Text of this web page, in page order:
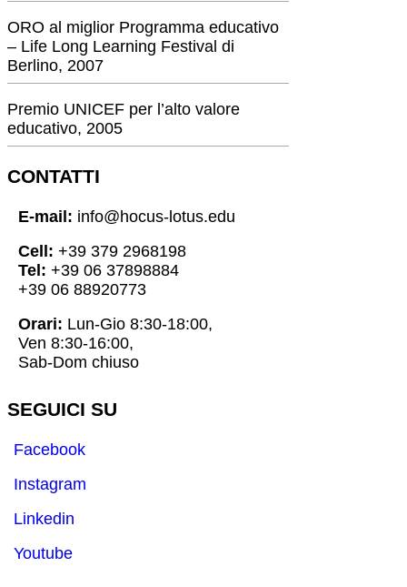
ORO al miglior Programma educativo
– Life Long Learning Festival di
Berlino, 2007
Premio UNICEF per l’alto valore
educativo, 2005
CONTATTI
E-mail: info@hocus-lotus.edu
Cell: +39 379 2968198
Tel: +39 06 37898884
+39 06 88920773
Orari: Lun-Gio 8:30-18:00,
Ven 8:30-16:00,
Sab-Dom chiuso
SEGUICI SU
Facebook
Instagram
Linkedin
Youtube